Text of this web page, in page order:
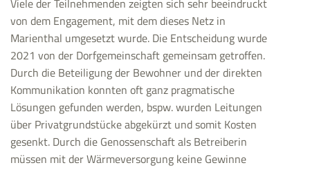
Viele der Teilnehmenden zeigten sich sehr beeindruckt
von dem Engagement, mit dem dieses Netz in
Marienthal umgesetzt wurde. Die Entscheidung wurde
2021 von der Dorfgemeinschaft gemeinsam getroffen.
Durch die Beteiligung der Bewohner und der direkten
Kommunikation konnten oft ganz pragmatische
Lösungen gefunden werden, bspw. wurden Leitungen
über Privatgrundstücke abgekürzt und somit Kosten
gesenkt. Durch die Genossenschaft als Betreiberin
müssen mit der Wärmeversorgung keine Gewinne